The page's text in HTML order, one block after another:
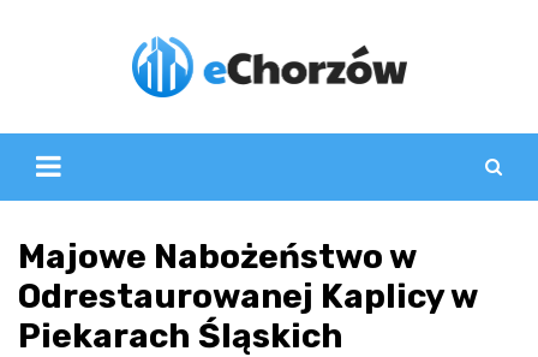
Majowe Nabożeństwo w
Odrestaurowanej Kaplicy w
Piekarach Śląskich